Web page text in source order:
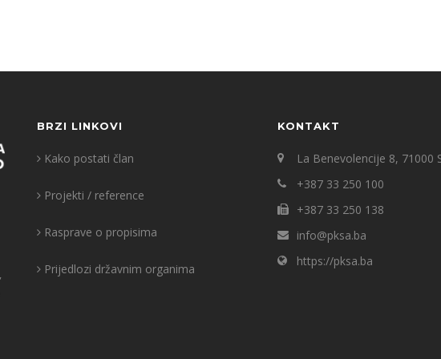
BRZI LINKOVI
Kako postati član
Projekti / reference
Rasprave o propisima
Prijedlozi državnim organima
KONTAKT
La Benevolencije 8, 71000
+387 33 250 100
+387 33 250 138
info@pksa.ba
https://pksa.ba